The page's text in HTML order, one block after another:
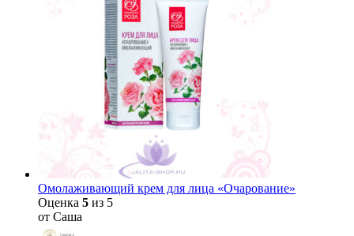
Омолаживающий крем для лица «Очарование»
Оценка 5 из 5
от Саша